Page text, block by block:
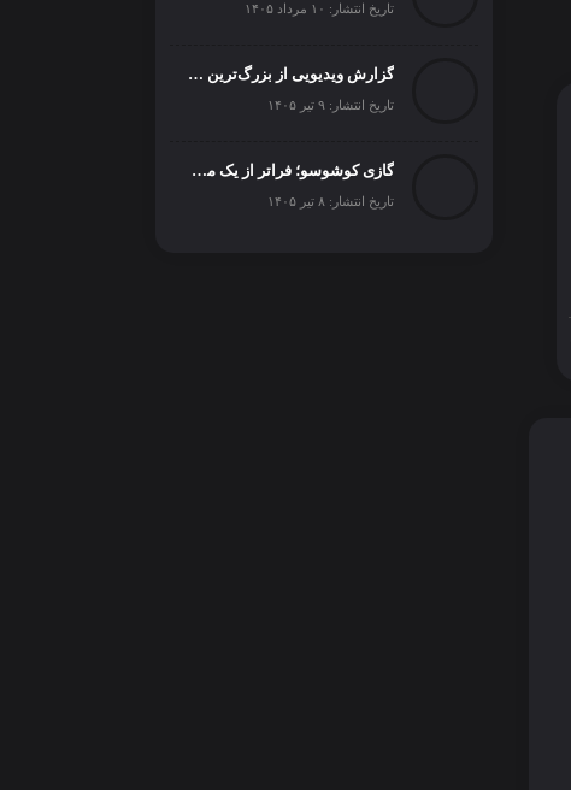
تاریخ انتشار: ۱۰ مرداد ۱۴۰۵
گزارش ویدیویی از بزرگ‌ترین رویداد اسبدوانی ترکیه
تاریخ انتشار: ۹ تیر ۱۴۰۵
گازی کوشوسو؛ فراتر از یک مسابقه
تاریخ انتشار: ۸ تیر ۱۴۰۵